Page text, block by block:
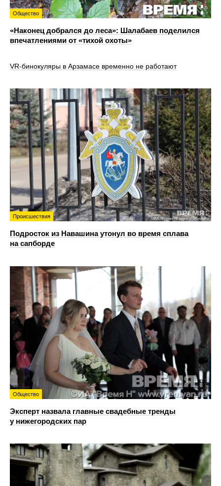
Общество
«Наконец добрался до леса»: Шалабаев поделился
впечатлениями от «тихой охоты»
VR‑бинокуляры в Арзамасе временно не работают
Происшествия
Подросток из Навашина утонул во время сплава
на сапборде
Общество
Эксперт назвала главные свадебные тренды
у нижегородских пар